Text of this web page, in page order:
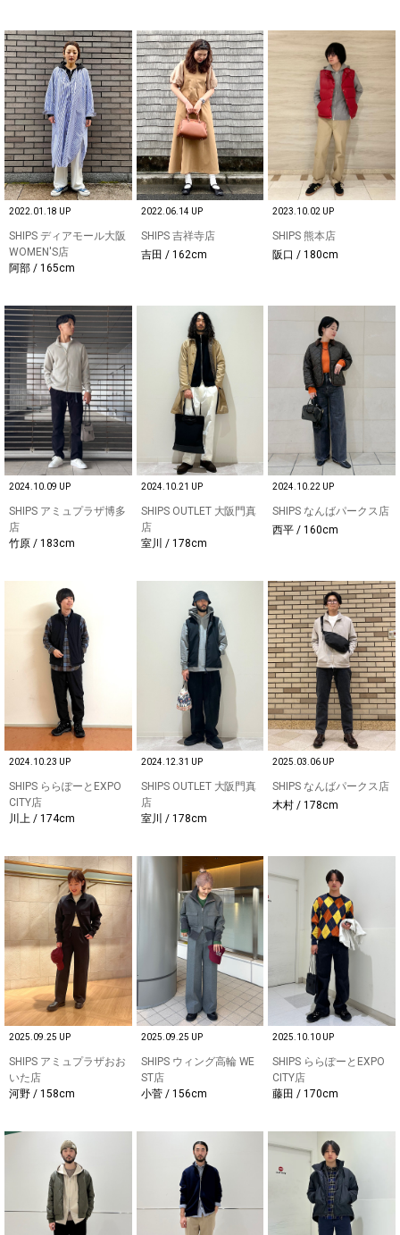
2022.01.18 UP
SHIPS ディアモール大阪
WOMEN'S店
阿部 / 165cm
2022.06.14 UP
SHIPS 吉祥寺店
吉田 / 162cm
2023.10.02 UP
SHIPS 熊本店
阪口 / 180cm
2024.10.09 UP
SHIPS アミュプラザ博多
店
竹原 / 183cm
2024.10.21 UP
SHIPS OUTLET 大阪門真
店
室川 / 178cm
2024.10.22 UP
SHIPS なんばパークス店
西平 / 160cm
2024.10.23 UP
SHIPS ららぽーとEXPO
CITY店
川上 / 174cm
2024.12.31 UP
SHIPS OUTLET 大阪門真
店
室川 / 178cm
2025.03.06 UP
SHIPS なんばパークス店
木村 / 178cm
2025.09.25 UP
SHIPS アミュプラザおお
いた店
河野 / 158cm
2025.09.25 UP
SHIPS ウィング高輪 WE
ST店
小菅 / 156cm
2025.10.10 UP
SHIPS ららぽーとEXPO
CITY店
藤田 / 170cm